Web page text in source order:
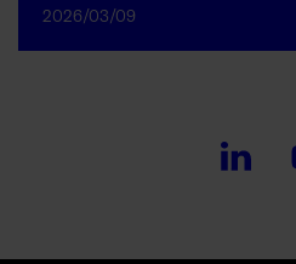
2026/03/09